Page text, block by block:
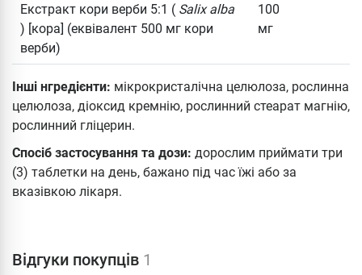
Екстракт кори верби 5:1 ( Salix alba
) [кора] (еквівалент 500 мг кори
верби)
100
мг
Інші нгредієнти: мікрокристалічна целюлоза, рослинна
целюлоза, діоксид кремнію, рослинний стеарат магнію,
рослинний гліцерин.
Спосіб застосування та дози: дорослим приймати три
(3) таблетки на день, бажано під час їжі або за
вказівкою лікаря.
Відгуки покупців 1